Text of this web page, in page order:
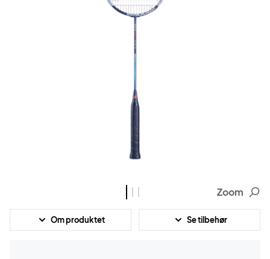
Zoom
Om produktet Se tilbehør